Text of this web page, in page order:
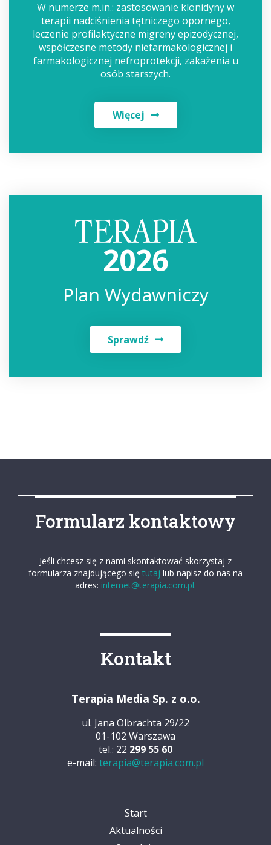
W numerze m.in.: zastosowanie klonidyny w
terapii nadciśnienia tętniczego opornego,
leczenie profilaktyczne migreny epizodycznej,
współczesne metody niefarmakologicznej i
farmakologicznej nefroprotekcji, zakażenia u
osób starszych.
Więcej
2026
Plan Wydawniczy
Sprawdź
Formularz kontaktowy
Jeśli chcesz się z nami skontaktować skorzystaj z
formularza znajdującego się tutaj lub napisz do nas na
adres: internet@terapia.com.pl.
Kontakt
Terapia Media Sp. z o.o.
ul. Jana Olbrachta 29/22
01-102 Warszawa
tel.: 22 299 55 60
e-mail: terapia@terapia.com.pl
Start
Aktualności